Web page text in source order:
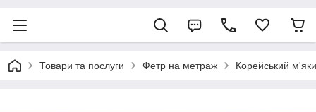
Товари та послуги Фетр на метраж Корейський